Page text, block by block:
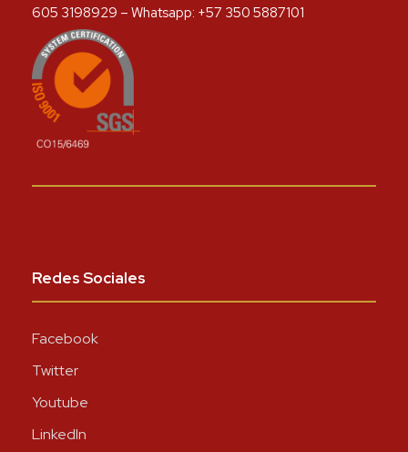
605 3198929 – Whatsapp: +57 350 5887101
Redes Sociales
Facebook
Twitter
Youtube
LinkedIn